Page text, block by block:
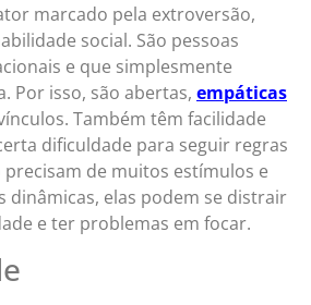
marcado pela extroversão,
social. São pessoas
e que simplesmente
Por isso, são abertas, empáticas
Também têm facilidade
dificuldade para seguir regras
precisam de muitos estímulos e
dinâmicas, elas podem se distrair
e ter problemas em focar.